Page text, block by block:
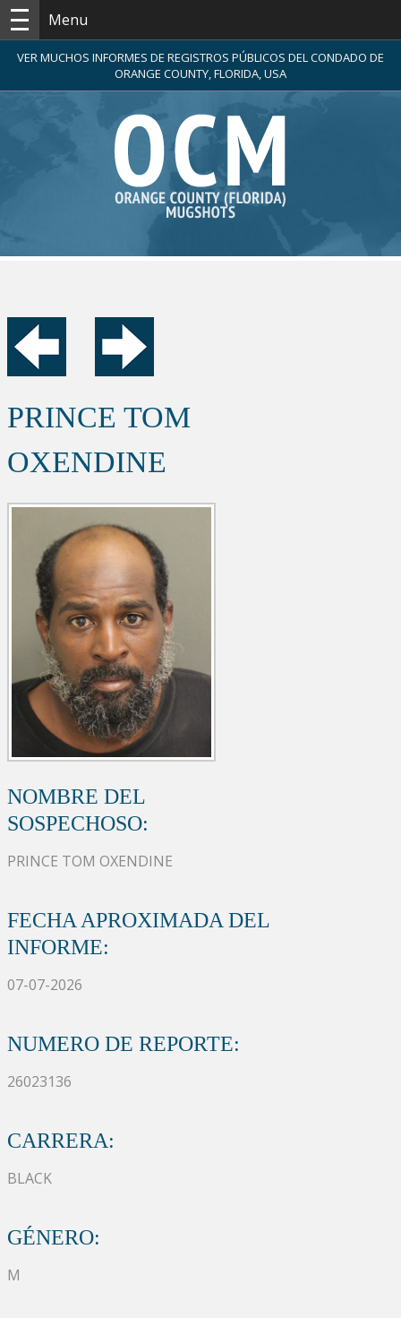
Menu
VER MUCHOS INFORMES DE REGISTROS PÚBLICOS DEL CONDADO DE
ORANGE COUNTY, FLORIDA, USA
PRINCE TOM
OXENDINE
NOMBRE DEL
SOSPECHOSO:
PRINCE TOM OXENDINE
FECHA APROXIMADA DEL
INFORME:
07-07-2026
NUMERO DE REPORTE:
26023136
CARRERA:
BLACK
GÉNERO:
M